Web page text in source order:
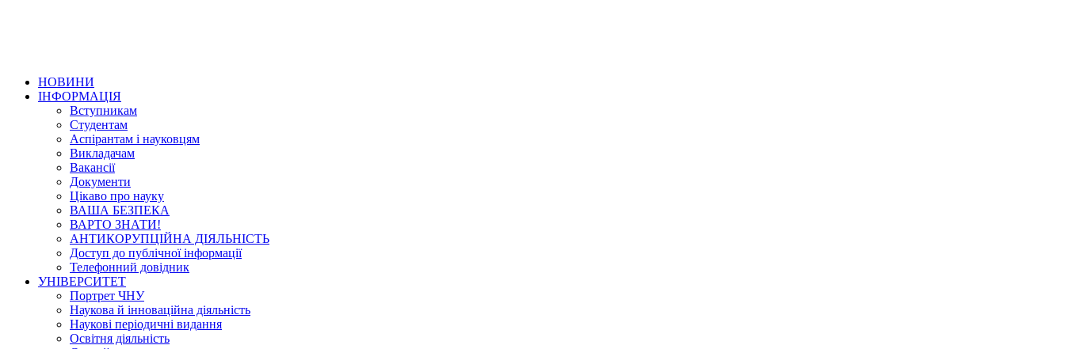
НОВИНИ
ІНФОРМАЦІЯ
Вступникам
Студентам
Аспірантам і науковцям
Викладачам
Вакансії
Документи
Цікаво про науку
ВАША БЕЗПЕКА
ВАРТО ЗНАТИ!
АНТИКОРУПЦІЙНА ДІЯЛЬНІСТЬ
Доступ до публічної інформації
Телефонний довідник
УНІВЕРСИТЕТ
Портрет ЧНУ
Наукова й інноваційна діяльність
Наукові періодичні видання
Освітня діяльність